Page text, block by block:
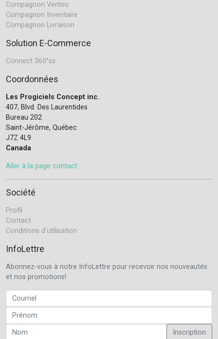
Compagnon Ventes
Compagnon Inventaire
Compagnon Livraison
Solution E-Commerce
Connect 360°ss
Coordonnées
Les Progiciels Concept inc.
407, Blvd. Des Laurentides
Bureau 202
Saint-Jérôme, Québec
J7Z 4L9
Canada
Aller à la page contact
Société
Profil
Contact
Conditions d'utilisation
InfoLettre
Abonnez-vous à notre InfoLettre pour recevoir nos nouveautés
et nos promotions!
Inscription